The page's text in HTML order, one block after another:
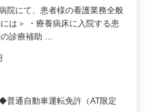
院にて、患者様の看護業務全般
は＞ ・療養病床に入院する患
診療補助 …
通自動車運転免許（AT限定